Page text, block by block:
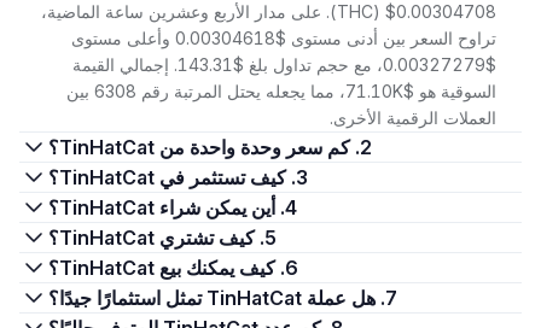
(THC) $0.00304708. على مدار الأربع وعشرين ساعة الماضية،
تراوح السعر بين أدنى مستوى $0.00304618 وأعلى مستوى
$0.00327279، مع حجم تداول بلغ $143.31. إجمالي القيمة
السوقية هو $71.10K، مما يجعله يحتل المرتبة رقم 6308 بين
العملات الرقمية الأخرى.
2. كم سعر وحدة واحدة من TinHatCat؟
3. كيف تستثمر في TinHatCat؟
4. أين يمكن شراء TinHatCat؟
5. كيف تشتري TinHatCat؟
6. كيف يمكنك بيع TinHatCat؟
7. هل عملة TinHatCat تمثل استثمارًا جيدًا؟